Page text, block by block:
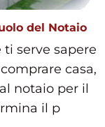
del Notaio
serve sapere
casa,
notaio per il
il p